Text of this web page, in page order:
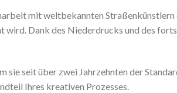
mit weltbekannten
Dank des Niederdrucks und des
sie seit über zwei Jahrzehnten der
Ihres kreativen Prozesses.